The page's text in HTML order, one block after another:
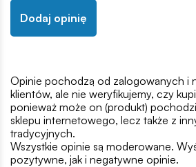
Dodaj opinię
Opinie pochodzą od zalogowanych i
klientów, ale nie weryfikujemy, czy
ponieważ może on (produkt)
sklepu internetowego, lecz także z
tradycyjnych.
Wszystkie opinie są moderowane.
pozytywne, jak i negatywne opinie.